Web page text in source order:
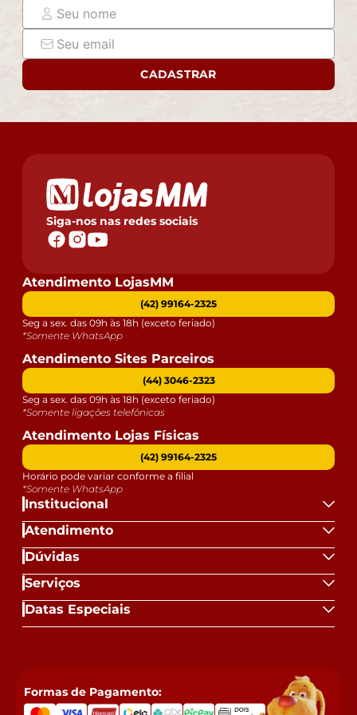
assine o comprovante de recebimento.
- Montagem, desmontagem e outras instalações serão
de responsabilidade do cliente. Não nos
responsabilizamos, no ato da entrega, por subir
escadas/elevadores ou pelo transporte por guincho em
CADASTRAR
Siga-nos nas redes sociais
Institucional
Atendimento
Dúvidas
Serviços
Datas Especiais
Atendimento LojasMM
(42) 99164-2325
Seg a sex. das 09h às 18h (exceto feriado)
*Somente WhatsApp
Atendimento Sites Parceiros
(44) 3046-2323
Seg a sex. das 09h às 18h (exceto feriado)
*Somente ligações telefônicas
Atendimento Lojas Físicas
(42) 99164-2325
Horário pode variar conforme a filial
*Somente WhatsApp
Formas de Pagamento: